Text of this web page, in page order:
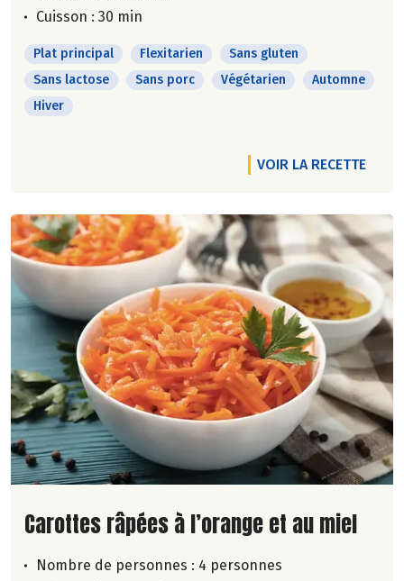
Cuisson : 30 min
Plat principal Flexitarien
Sans gluten
Sans lactose
Sans porc Végétarien
Automne
Hiver
VOIR LA RECETTE
Lire la suite de la recette
Carottes râpées à l’orange et au miel
Nombre de personnes : 4 personnes